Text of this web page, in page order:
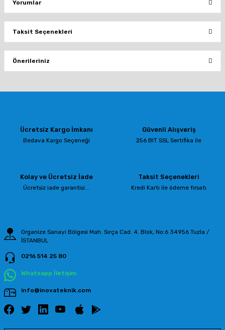
Yorumlar
Bu ürüne ilk yorumu siz yapın!
Yorum Yaz
Taksit Seçenekleri
Önerileriniz
Ürün resmi kalitesiz, bozuk veya görüntülenemiyor.
Ürün fiyatı diğer sitelerden daha pahalı.
Ücretsiz Kargo İmkanı
Bedava Kargo Seçeneği
Güvenli Alışveriş
256 BIT SSL Sertifika ile
Kolay ve Ücretsiz İade
Ücretsiz iade garantisi...
Taksit Seçenekleri
Kredi Kartı ile ödeme fırsatı
Organize Sanayi Bölgesi Mah. Sırça Cad. 4. Blok, No:6 34956 Tuzla /
İSTANBUL
0216 514 25 80
Whatsapp İletişim
info@inovateknik.com